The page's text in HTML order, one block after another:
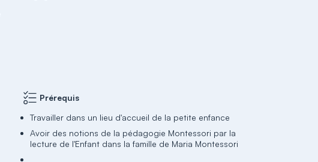
Prérequis
Travailler dans un lieu d'accueil de la petite enfance
Avoir des notions de la pédagogie Montessori par la
lecture de l'Enfant dans la famille de Maria Montessori